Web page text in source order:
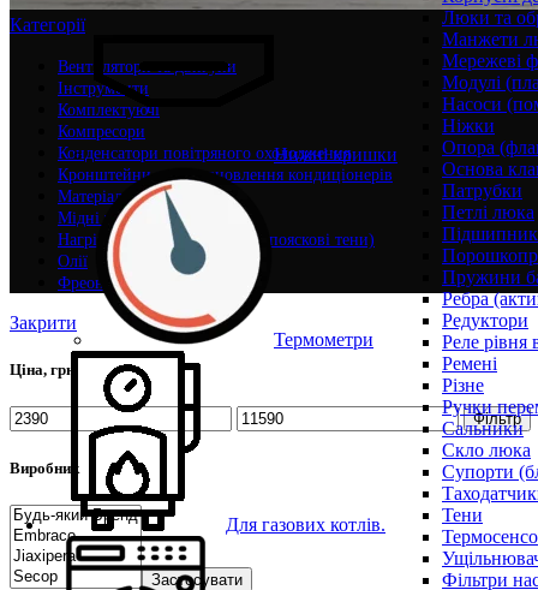
Люки та
Манжети
Мережеві
Модулі
Насоси
Ніжки
Опора
Основа
Патрубки
Петлі люка
Пружини
Ребра
Редуктори
Реле рівня
Ремені
Різне
Ручки
Сальники
Скло люка
Супорти
Тени
Фільтри
Нижні кришки
Термометри
Для газових котлів.
Категорії
Вентилятори та двигуни
Інструменти
Комплектуючі
Компресори
Конденсатори повітряного охолодження
Кронштейни для встановлення кондиціонерів
Матеріали
Мідні труби
Нагрівачі (дренажні, гнучкі, пояскові тени)
Олії
Фреон
Закрити
Ціна, грн
Фільтр
Виробник
Застосувати